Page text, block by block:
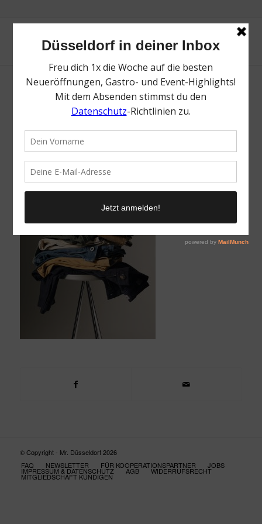
Pepe Jeans London in Düsseldorf | Magazin
© Copyright - Mr. Düsseldorf 2026
FAQ
NEWSLETTER FÜR KOOPERATIONSPARTNER JOBS
IMPRESSUM & DATENSCHUTZ AGB WIDERRUFSRECHT
MITGLIEDSCHAFT KÜNDIGEN